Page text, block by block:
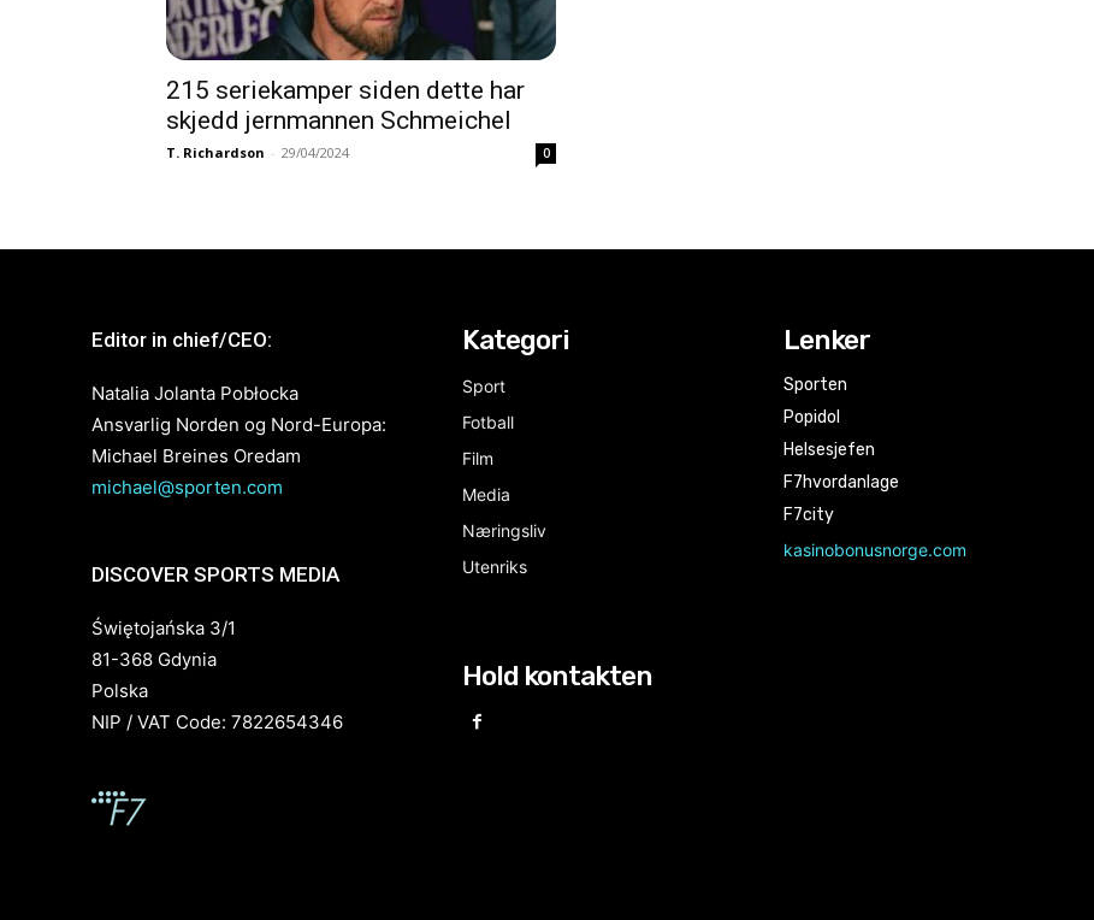
215 seriekamper siden dette har
skjedd jernmannen Schmeichel
T. Richardson - 29/04/2024 0
Editor in chief/CEO:
Natalia Jolanta Pobłocka
Ansvarlig Norden og Nord-Europa:
Michael Breines Oredam
michael@sporten.com
DISCOVER SPORTS MEDIA
Świętojańska 3/1
81-368 Gdynia
Polska
NIP / VAT Code: 7822654346
Kategori
Sport
Fotball
Film
Media
Næringsliv
Utenriks
Lenker
Sporten
Popidol
Helsesjefen
F7hvordanlage
F7city
kasinobonusnorge.com
Hold kontakten